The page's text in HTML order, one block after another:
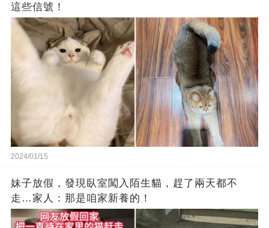
這些信號！
2024/01/15
妹子放假，發現臥室闖入陌生貓，趕了兩天都不
走…家人：那是咱家新養的！